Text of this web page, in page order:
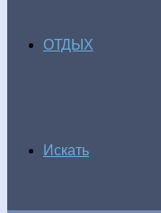
ОТДЫХ
Искать